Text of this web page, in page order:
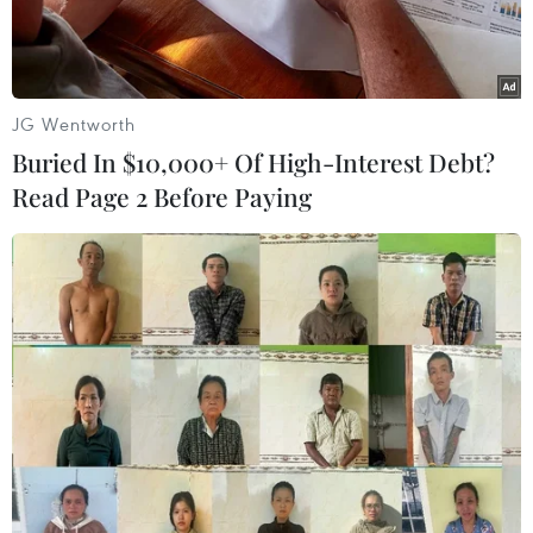
(Nguồn: AP)
Hàng trăm người dân Paris cùng các bộ trưởng,
các nghị sỹ và đại diện nhiều đảng phái chính
trị đã tham gia vào một cuộc míttinh tối 19/2 tại
Quảng trường Cộng hòa, để phản đối chủ nghĩa
bài Do Thái đang có xu hướng gia tăng thời gian
JG Wentworth
Buried In $10,000+ Of High-Interest Debt?
Read Page 2 Before Paying